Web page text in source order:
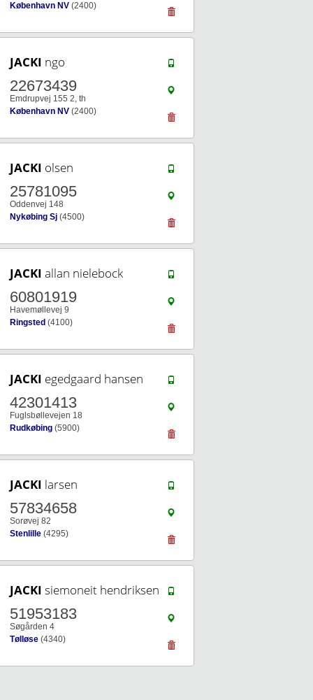
København NV (2400)
JACKI ngo
22673439
Emdrupvej 155 2, th
København NV (2400)
JACKI olsen
25781095
Oddenvej 148
Nykøbing Sj (4500)
JACKI allan nielebock
60801919
Havemøllevej 9
Ringsted (4100)
JACKI egedgaard hansen
42301413
Fuglsbøllevejen 18
Rudkøbing (5900)
JACKI larsen
57834658
Sorøvej 82
Stenlille (4295)
JACKI siemoneit hendriksen
51953183
Søgården 4
Tølløse (4340)